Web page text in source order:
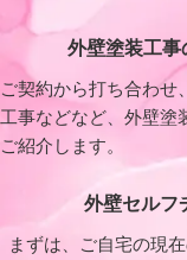
外壁塗装工事
ご契約から打ち合わせ
工事などなど、外壁塗
ご紹介します。
外壁セルフ
まずは、ご自宅の現